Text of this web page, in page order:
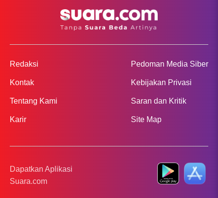
Redaksi
Kontak
Tentang Kami
Karir
Pedoman Media Siber
Kebijakan Privasi
Saran dan Kritik
Site Map
Dapatkan Aplikasi
Suara.com